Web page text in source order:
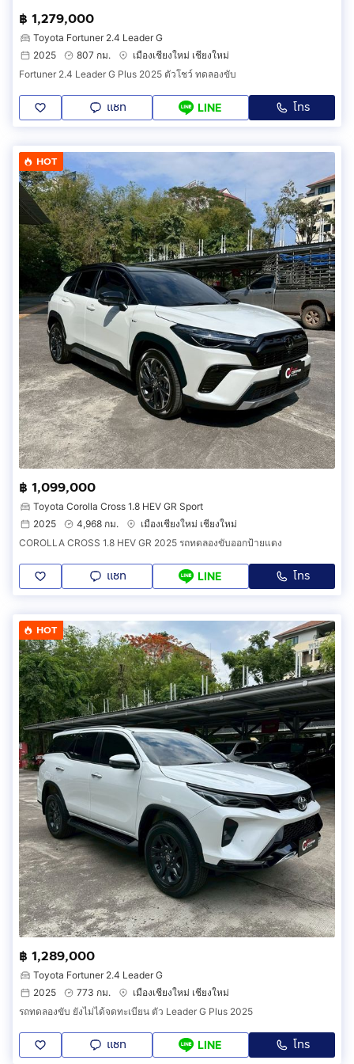
฿ 1,279,000
Toyota Fortuner 2.4 Leader G
2025
807 กม.
เมืองเชียงใหม่ เชียงใหม่
Fortuner 2.4 Leader G Plus 2025 ตัวโชว์ ทดลองขับ
แชท LINE โทร
HOT
฿ 1,099,000
Toyota Corolla Cross 1.8 HEV GR Sport
2025
4,968 กม.
เมืองเชียงใหม่ เชียงใหม่
COROLLA CROSS 1.8 HEV GR 2025 รถทดลองขับออกป้ายแดง
แชท LINE โทร
HOT
฿ 1,289,000
Toyota Fortuner 2.4 Leader G
2025
773 กม.
เมืองเชียงใหม่ เชียงใหม่
รถทดลองขับ ยังไม่ได้จดทะเบียน ตัว Leader G Plus 2025
แชท LINE โทร